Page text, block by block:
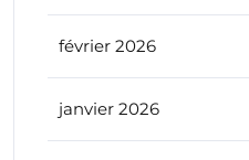
février 2026
janvier 2026